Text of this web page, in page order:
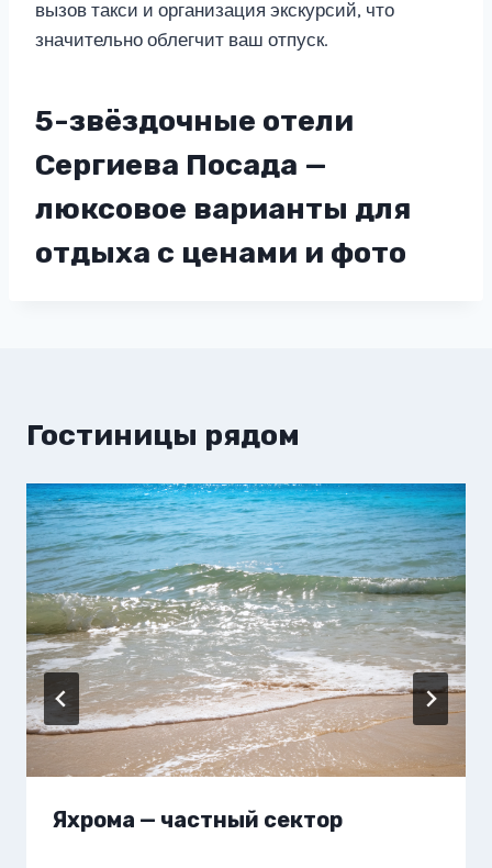
вызов такси и организация экскурсий, что
значительно облегчит ваш отпуск.
5-звёздочные отели
Сергиева Посада —
люксовое варианты для
отдыха с ценами и фото
Гостиницы рядом
Яхрома — частный сектор